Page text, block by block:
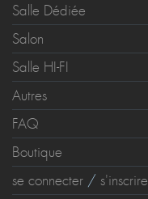
Salle Dédiée
Salon
Salle HI-FI
Autres
FAQ
Boutique
se connecter / s'inscrire